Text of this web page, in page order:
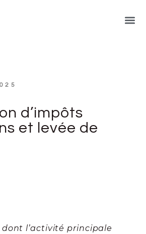
d’impôts
et levée de
dont l’activité principale